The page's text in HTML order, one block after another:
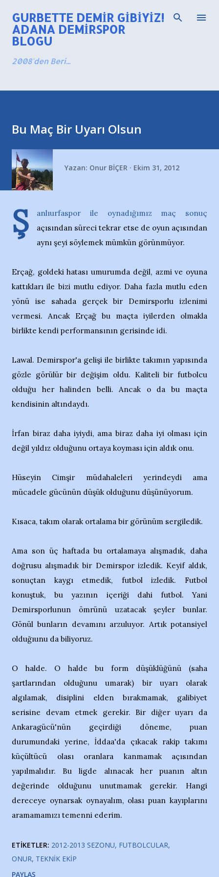
Ana içeriğe atla
GURBETTE DEMIR GIBIYIZ!
ADANA DEMIRSPOR
BLOGU
2008'den Beri...
Bu Maç Bir Uyarı Olsun
Yazan: Onur BİÇER Ekim 31, 2012
Ş
anlıurfaspor ile oynadığımız maç sonuç
açısından süreci tekrar etse de oyun açısından
aynı şeyi söylemek mümkün görünmüyor.
Erçağ, goldeki hatası umurumda değil, azmi ve oyuna
kattıkları ile bizi mutlu ediyor. Daha fazla mutlu eden
yönü ise sahada gerçek bir Demirsporlu izlenimi
vermesi. Ancak Erçağ bu maçta iyilerden olmakla
birlikte kendi performansının gerisinde idi.
Lawal. Demirspor'a gelişi ile birlikte takımın yapısında
gözle görülür bir değişim oldu. Kaliteli bir futbolcu
olduğu her halinden belli. Ancak o da bu maçta
kendisinin altındaydı.
İrfan biraz daha iyiydi, ama biraz daha iyi olması için
değil yıldız olduğunu ortaya koyması için aldık onu.
Hüseyin Cimşir müdahaleleri yerindeydi ama
mücadele gücünün düşük olduğunu düşünüyorum.
Kısaca, takım olarak ortalama bir görünüm sergiledik.
Ama son üç haftada bu ortalamaya alışmadık, daha
doğrusu alışmadık bir Demirspor izledik. Keyif aldık,
sonuçtan kaygı etmedik, futbol izledik. Futbol
konuştuk, bu yazının içeriği dahi futbol. Yani
Demirsporlunun ömrünü uzatacak şeyler bunlar.
Gönül bunların devamını arzuluyor. Artık potansiyel
olduğıunu da biliyoruz.
O halde. O halde bu form düşüklüğünü (saha
şartlarından olduğunu umarak) bir uyarı olarak
algılamak, disiplini elden bırakmamak, galibiyet
serisine devam etmek gerekir. Bir diğer uyarı da
Ankaragücü'nün geçirdiği döneme, puan
durumundaki yerine, İddaa'da çıkacak rakip takımı
küçültücü olası oranlara kanmamak açısından
yapılmalıdır. Bu ligde alınacak her puanın altın
değerinde olduğunu unutmamak gerekir. Hangi
dereceye oynarsak oynayalım, olası puan kayıplarını
aramamamızı temenni ederim.
ETIKETLER: 2012-2013 SEZONU FUTBOLCULAR
ONUR TEKNIK EKIP
PAYLAŞ